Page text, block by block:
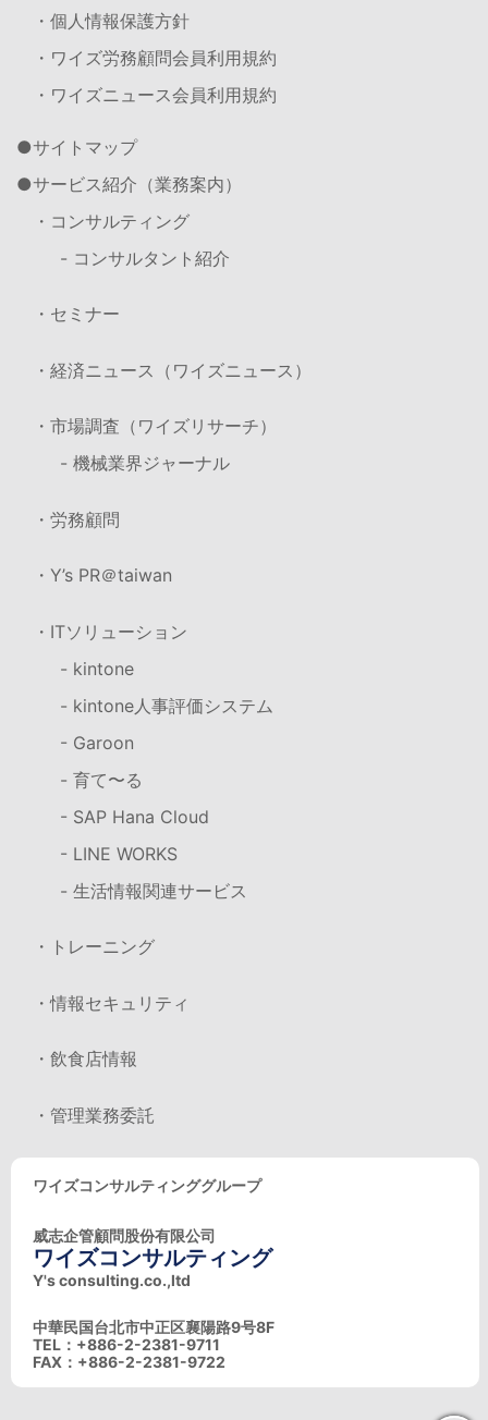
・個人情報保護方針
・ワイズ労務顧問会員利用規約
・ワイズニュース会員利用規約
サイトマップ
サービス紹介（業務案内）
・コンサルティング
- コンサルタント紹介
・セミナー
・経済ニュース（ワイズニュース）
・市場調査（ワイズリサーチ）
- 機械業界ジャーナル
・労務顧問
・Y’s PR＠taiwan
・ITソリューション
- kintone
- kintone人事評価システム
- Garoon
- 育て〜る
- SAP Hana Cloud
- LINE WORKS
- 生活情報関連サービス
・トレーニング
・情報セキュリティ
・飲食店情報
・管理業務委託
ワイズコンサルティンググループ
威志企管顧問股份有限公司
ワイズコンサルティング
Y's consulting.co.,ltd
中華民国台北市中正区襄陽路9号8F
TEL：+886-2-2381-9711
FAX：+886-2-2381-9722